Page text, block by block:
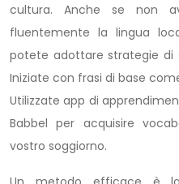
cultura. Anche se non
fluentemente la lingua
potete adottare strategie di
Iniziate con frasi di base
Utilizzate app di
Babbel per acquisire
vostro soggiorno.